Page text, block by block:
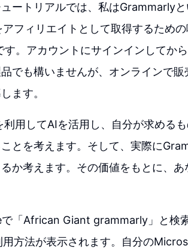
ートリアルでは、私はGrammarly
フィリエイトとして取得するための
。アカウントにサインインしてか
でも構いませんが、オンラインで
ます。
用してAIを活用し、自分が求める
とを考えます。そして、実際に
か考えます。その価値をもとに、
で「African Giant grammarly」と検
方法が表示されます。自分の